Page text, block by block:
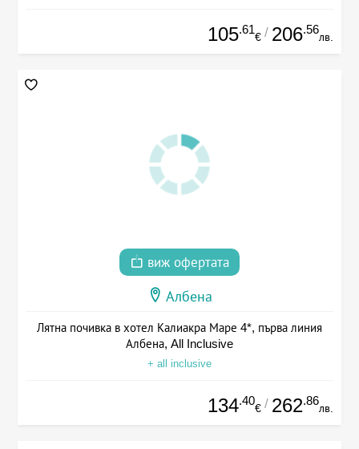
105.61
€ / 206.56
лв.
виж офертата
Албена
Лятна почивка в хотел Калиакра Маре 4*, първа линия
Албена, All Inclusive
+ all inclusive
134.40
€ / 262.86
лв.